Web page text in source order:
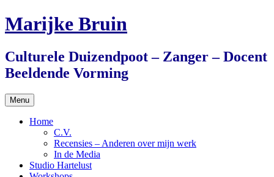
Ga
naar
inhoud
Marijke Bruin
Culturele Duizendpoot – Zanger – Docent
Beeldende Vorming
Menu
Home
C.V.
Recensies – Anderen over mijn werk
In de Media
Studio Hartelust